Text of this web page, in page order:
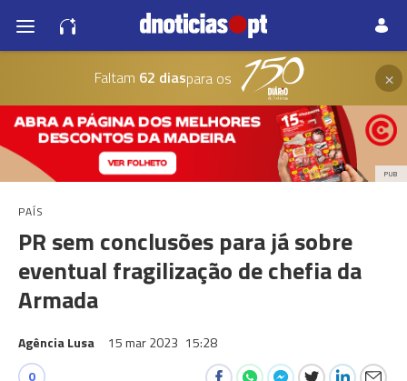
Faltam 62 diaspara os ×
PUB
PAÍS
PR sem conclusões para já sobre
eventual fragilização de chefia da
Armada
Agência Lusa 15 mar 2023 15:28
0